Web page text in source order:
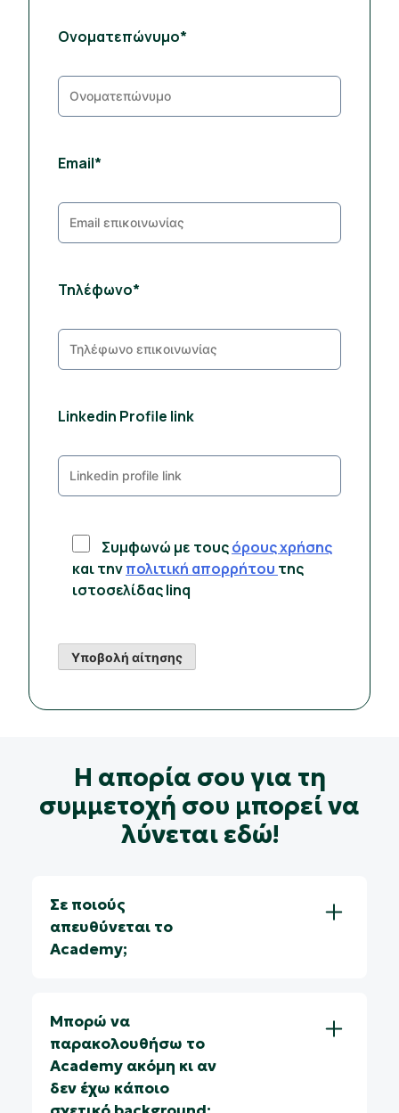
Ονοματεπώνυμο*
Email*
Τηλέφωνο*
Linkedin Profile link
Συμφωνώ με τουςόρους χρήσης
και τηνπολιτική απορρήτου της
ιστοσελίδας linq
Η απορία σου για τη
συμμετοχή σου μπορεί να
λύνεται εδώ!
Σε ποιούς
απευθύνεται το
Academy;
Μπορώ να
παρακολουθήσω το
Academy ακόμη κι αν
δεν έχω κάποιο